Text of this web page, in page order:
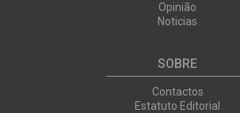
Opinião
Noticias
SOBRE
Contactos
Estatuto Editorial